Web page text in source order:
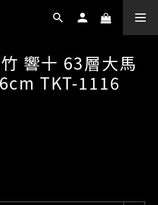
響十 63層大馬
TKT-1116